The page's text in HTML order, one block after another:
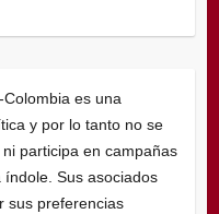
es una
y por lo tanto no se
participa en campañas
Sus asociados
sus preferencias